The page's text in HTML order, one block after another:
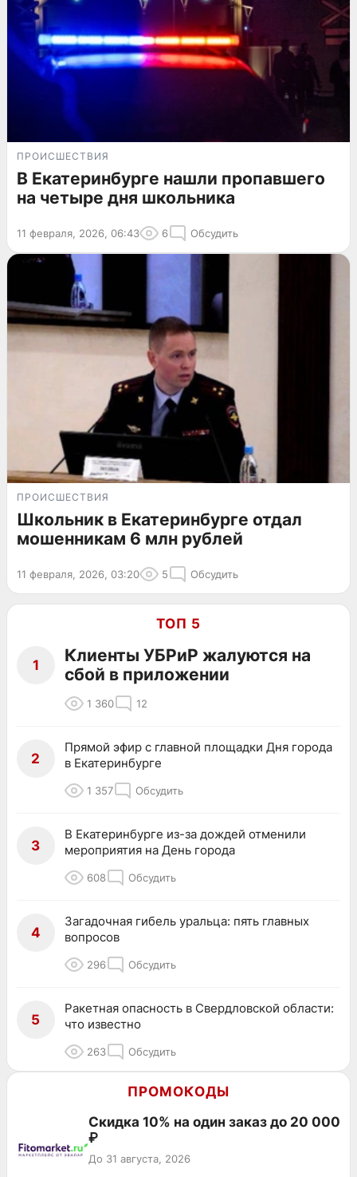
ПРОИСШЕСТВИЯ
В Екатеринбурге нашли пропавшего
на четыре дня школьника
11 февраля, 2026, 06:43 6 Обсудить
ПРОИСШЕСТВИЯ
Школьник в Екатеринбурге отдал
мошенникам 6 млн рублей
11 февраля, 2026, 03:20 5 Обсудить
ТОП 5
1
Клиенты УБРиР жалуются на
сбой в приложении
1 360 12
2
Прямой эфир с главной площадки Дня города
в Екатеринбурге
1 357 Обсудить
3
В Екатеринбурге из-за дождей отменили
мероприятия на День города
608 Обсудить
4
Загадочная гибель уральца: пять главных
вопросов
296 Обсудить
5
Ракетная опасность в Свердловской области:
что известно
263 Обсудить
ПРОМОКОДЫ
Скидка 10% на один заказ до 20 000
₽
До 31 августа, 2026